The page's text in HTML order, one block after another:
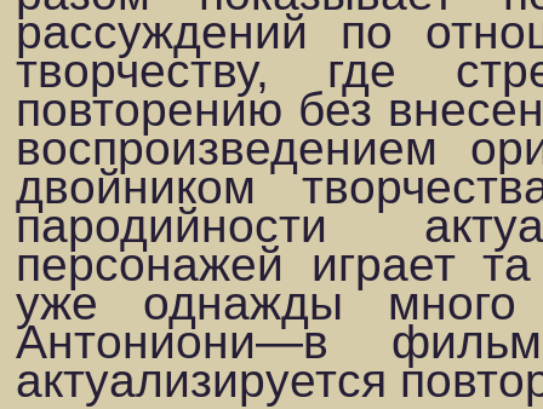
рассуждений по
творчеству, где
повторению без
воспроизведением
двойником
пародийнос­ти
персонажей играет
уже однажды
Антониони—в
актуализируется